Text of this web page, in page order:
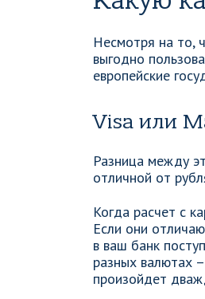
Несмотря на то,
выгодно
европейские
Visa или
Разница между
отличной от
Когда расчет с
Если они
в ваш банк
разных валютах
произойдет